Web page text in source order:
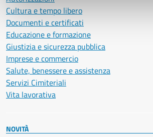
Cultura e tempo libero
Documenti e certificati
Educazione e formazione
Giustizia e sicurezza pubblica
Imprese e commercio
Salute, benessere e assistenza
Servizi Cimiteriali
Vita lavorativa
NOVITÀ